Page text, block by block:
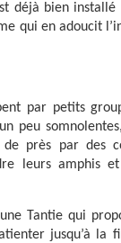
déjà bien installé
qui en adoucit
par petits
peu
de près par des
leurs amphis
Tantie qui
jusqu’à la